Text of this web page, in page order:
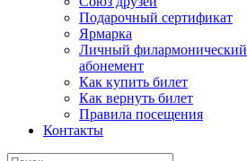
Подарочный сертификат
Ярмарка
Личный филармонический
абонемент
Как купить билет
Как вернуть билет
Правила посещения
Контакты